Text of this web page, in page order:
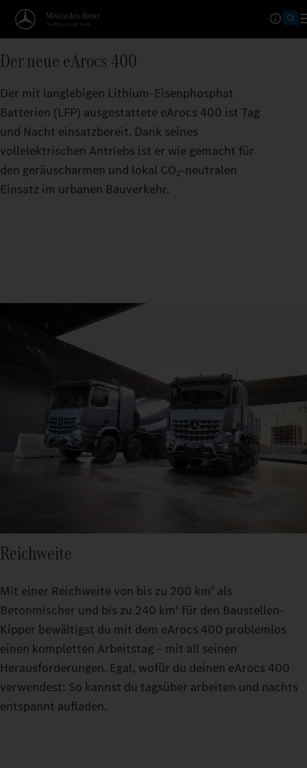
Der neue eArocs 400
Der mit langlebigen Lithium-Eisenphosphat
Batterien (LFP) ausgestattete eArocs 400 ist Tag
und Nacht einsatzbereit. Dank seines
vollelektrischen Antriebs ist er wie gemacht für
den geräuscharmen und lokal CO2‑neutralen
Einsatz im urbanen Bauverkehr.
Reichweite
Mit einer Reichweite von bis zu 200 km 5 als
Betonmischer und bis zu 240 km 6 für den Baustellen-
Kipper bewältigst du mit dem eArocs 400 problemlos
einen kompletten Arbeitstag – mit all seinen
Herausforderungen. Egal, wofür du deinen eArocs 400
verwendest: So kannst du tagsüber arbeiten und nachts
entspannt aufladen.
4
5
6
7
8
9